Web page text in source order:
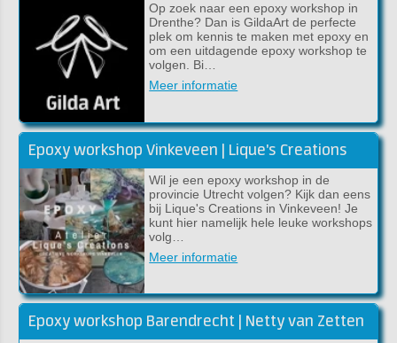
Op zoek naar een epoxy workshop in
Drenthe? Dan is GildaArt de perfecte
plek om kennis te maken met epoxy en
om een uitdagende epoxy workshop te
volgen. Bi…
Meer informatie
Epoxy workshop Vinkeveen | Lique's Creations
Wil je een epoxy workshop in de
provincie Utrecht volgen? Kijk dan eens
bij Lique's Creations in Vinkeveen! Je
kunt hier namelijk hele leuke workshops
volg…
Meer informatie
Epoxy workshop Barendrecht | Netty van Zetten